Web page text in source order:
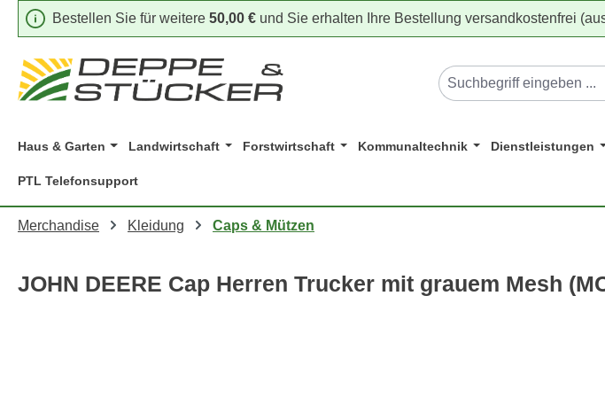
Hauptinhalt springen
Zur Suche springen
Zur Hauptnavigation springen
Bestellen Sie für weitere 50,00 € und Sie erhalten Ihre Bestellung versandkostenfrei
Haus & Garten Landwirtschaft Forstwirtschaft Kommunaltechnik Dienstleistungen
PTL Telefonsupport
Merchandise Kleidung Caps & Mützen
JOHN DEERE Cap Herren Trucker mit grauem Mesh